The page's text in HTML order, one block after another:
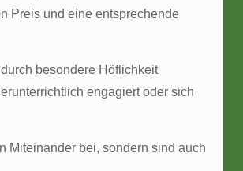
Preis und eine entsprechende
besondere Höflichkeit
engagiert oder sich
Miteinander bei, sondern sind auch